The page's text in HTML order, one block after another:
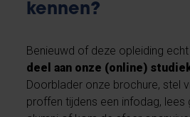
kennen?
Benieuwd of deze opleiding
deel aan onze (online)
Doorblader onze brochure, stel
proffen tijdens een infodag, lees